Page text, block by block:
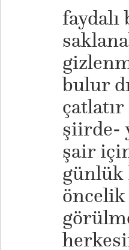
bulur
çatlatır
şiirde-
şair
günlük